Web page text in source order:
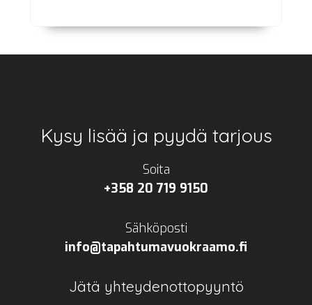
Footer
Kysy lisää ja pyydä tarjous
Soita
+358 20 719 9150
Sähköposti
info@tapahtumavuokraamo.fi
Jätä yhteydenottopyyntö